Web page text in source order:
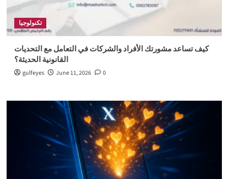
تكنولوجيا
كيف تساعد مشورتك الأفراد والشركات في التعامل مع التحديات
القانونية الحديثة؟
gulfeyes June 11, 2026 0